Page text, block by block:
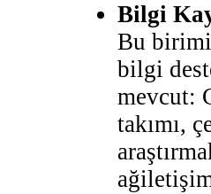
Bilgi
Bu
bilgi
mevcut:
takımı,